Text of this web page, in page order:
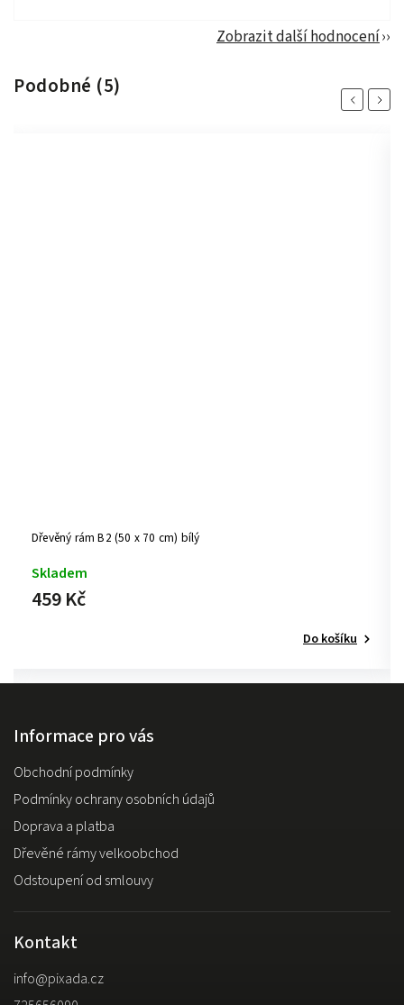
Zobrazit další hodnocení
Podobné (5)
Previous
Dřevěný rám A3 (42 x 29.7 cm) černý
Skladem
289 Kč
Do košíku
Next
Informace pro vás
Obchodní podmínky
Podmínky ochrany osobních údajů
Doprava a platba
Dřevěné rámy velkoobchod
Odstoupení od smlouvy
Kontakt
info@pixada.cz